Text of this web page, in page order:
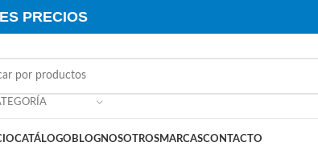
PRECIOS
CATÁLOGO BLOGNOSOTROSMARCASCONTACTO